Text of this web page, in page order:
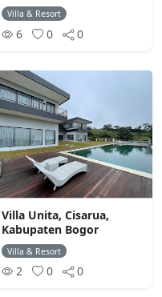
Villa & Resort
6 0 0
Villa Unita, Cisarua,
Kabupaten Bogor
Villa & Resort
2 0 0